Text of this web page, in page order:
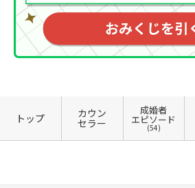
トップ カウン
セラー
成婚者
エピソード
(54)